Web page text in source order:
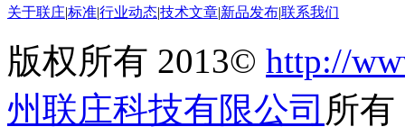
关于联庄标准行业动态技术文章 新品发布联系我们
版权所有 2013© http://
州联庄科技有限公司 所